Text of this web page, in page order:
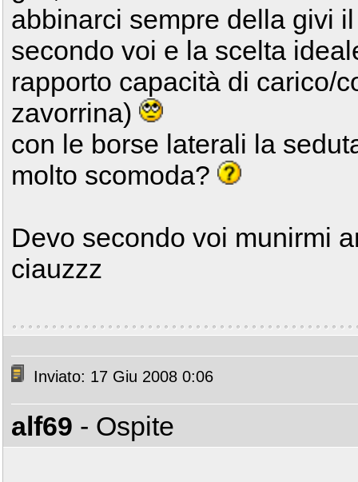
abbinarci sempre della givi
secondo voi e la scelta
rapporto capacità di carico/
zavorrina)
con le borse laterali la
molto scomoda?
Devo secondo voi munirmi
ciauzzz
Inviato: 17 Giu 2008 0:06
alf69 - Ospite